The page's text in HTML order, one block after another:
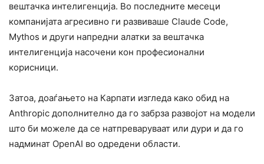
вештачка интелигенција. Во последните месеци
компанијата агресивно ги развиваше Claude Code,
Mythos и други напредни алатки за вештачка
интелигенција насочени кон професионални
корисници.
Затоа, доаѓањето на Карпати изгледа како обид на
Anthropic дополнително да го забрза развојот на модели
што би можеле да се натпреваруваат или дури и да го
надминат OpenAI во одредени области.